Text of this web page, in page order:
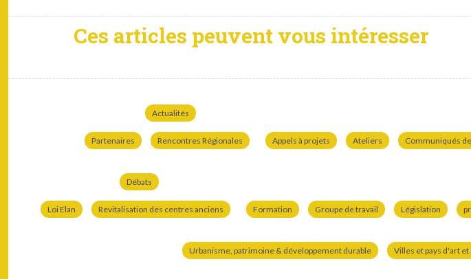
Ces articles peuvent vous intéresser
Actualités
Partenaires Rencontres Régionales Appels à projets Ateliers Communiqués
Débats
Loi Elan Revitalisation des centres anciens Formation Groupe de travail Législation
Urbanisme, patrimoine & développement durable Villes et pays d'art